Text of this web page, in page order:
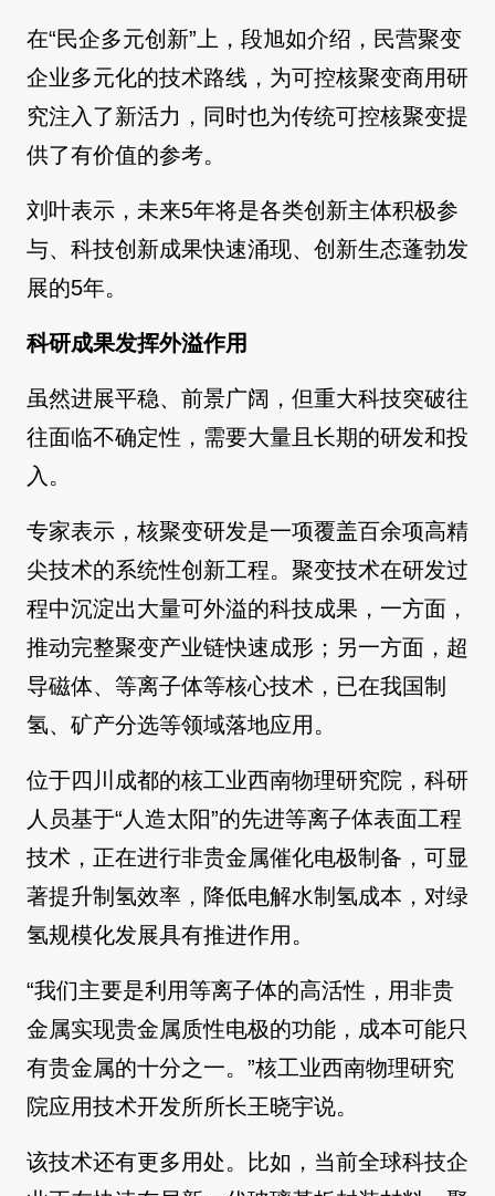
在“民企多元创新”上，段旭如介绍，民营聚变
企业多元化的技术路线，为可控核聚变商用研
究注入了新活力，同时也为传统可控核聚变提
供了有价值的参考。
刘叶表示，未来5年将是各类创新主体积极参
与、科技创新成果快速涌现、创新生态蓬勃发
展的5年。
科研成果发挥外溢作用
虽然进展平稳、前景广阔，但重大科技突破往
往面临不确定性，需要大量且长期的研发和投
入。
专家表示，核聚变研发是一项覆盖百余项高精
尖技术的系统性创新工程。聚变技术在研发过
程中沉淀出大量可外溢的科技成果，一方面，
推动完整聚变产业链快速成形；另一方面，超
导磁体、等离子体等核心技术，已在我国制
氢、矿产分选等领域落地应用。
位于四川成都的核工业西南物理研究院，科研
人员基于“人造太阳”的先进等离子体表面工程
技术，正在进行非贵金属催化电极制备，可显
著提升制氢效率，降低电解水制氢成本，对绿
氢规模化发展具有推进作用。
“我们主要是利用等离子体的高活性，用非贵
金属实现贵金属质性电极的功能，成本可能只
有贵金属的十分之一。”核工业西南物理研究
院应用技术开发所所长王晓宇说。
该技术还有更多用处。比如，当前全球科技企